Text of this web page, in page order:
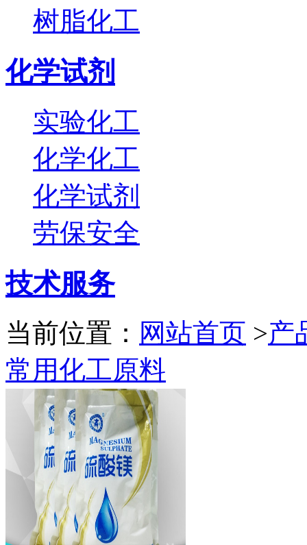
树脂化工
化学试剂
实验化工
化学化工
化学试剂
劳保安全
技术服务
当前位置： 网站首页 >产
常用化工原料